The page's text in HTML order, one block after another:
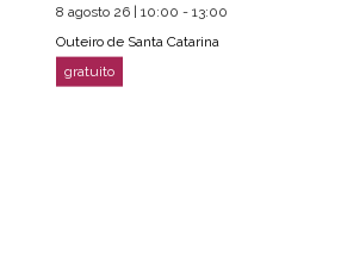
8 agosto 26 | 10:00 - 13:00
Outeiro de Santa Catarina